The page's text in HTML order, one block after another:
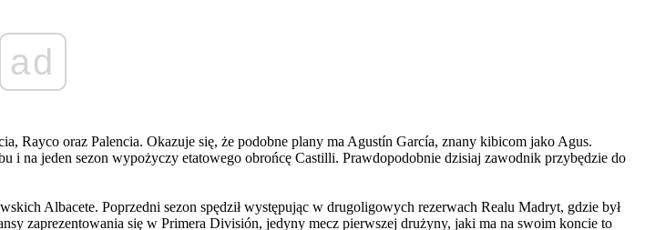
ad
Rayco oraz Palencia. Okazuje się, że podobne plany ma Agustín García, znany kibicom jako Agus.
i na jeden sezon wypożyczy etatowego obrońcę Castilli. Prawdopodobnie dzisiaj zawodnik przybędzie do
Albacete. Poprzedni sezon spędził występując w drugoligowych rezerwach Realu Madryt, gdzie był
zaprezentowania się w Primera División, jedyny mecz pierwszej drużyny, jaki ma na swoim koncie to